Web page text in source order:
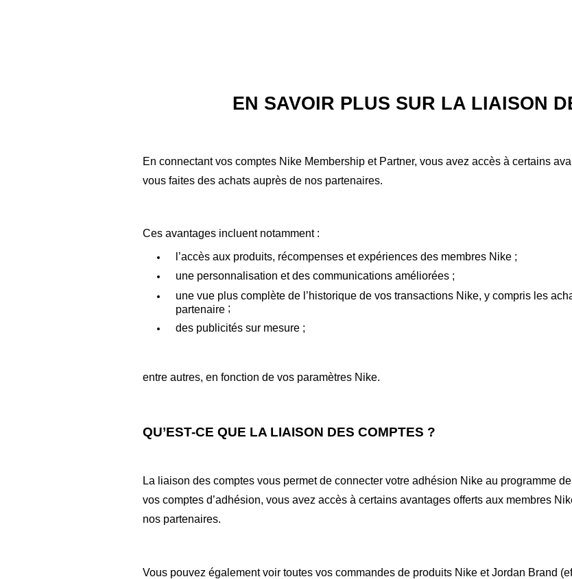
EN SAVOIR PLUS SUR LA LIAISON
En connectant vos comptes Nike Membership et Partner, vous avez accès à certains
vous faites des achats auprès de nos partenaires.
Ces avantages incluent notamment :
l’accès aux produits, récompenses et expériences des membres Nike ;
une personnalisation et des communications améliorées ;
une vue plus complète de l’historique de vos transactions Nike, y compris les
partenaire ;
des publicités sur mesure ;
entre autres, en fonction de vos paramètres Nike.
QU’EST-CE QUE LA LIAISON DES COMPTES ?
La liaison des comptes vous permet de connecter votre adhésion Nike au programme
vos comptes d’adhésion, vous avez accès à certains avantages offerts aux membres
nos partenaires.
Vous pouvez également voir toutes vos commandes de produits Nike et Jordan Brand